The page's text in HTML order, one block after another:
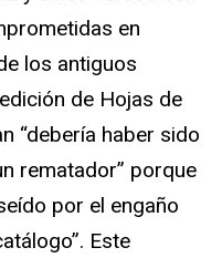
en
los antiguos
de Hojas de
“debería haber sido
rematador” porque
por el engaño
Este